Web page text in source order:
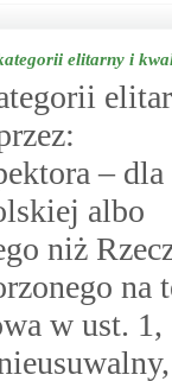
elitarny i
–
albo
niż
na
w ust.